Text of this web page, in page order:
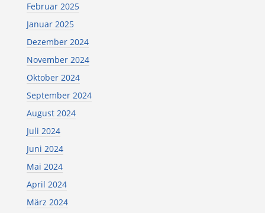
Februar 2025
Januar 2025
Dezember 2024
November 2024
Oktober 2024
September 2024
August 2024
Juli 2024
Juni 2024
Mai 2024
April 2024
März 2024